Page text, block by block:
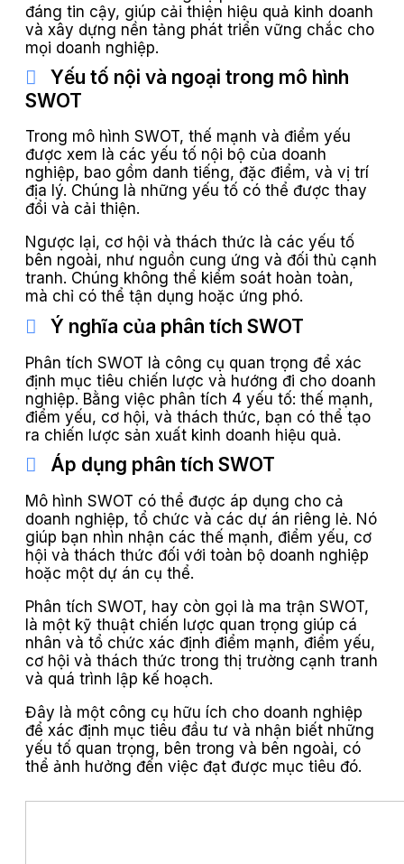
đáng tin cậy, giúp cải thiện hiệu quả kinh doanh
và xây dựng nền tảng phát triển vững chắc cho
mọi doanh nghiệp.
Yếu tố nội và ngoại trong mô hình
SWOT
Trong mô hình SWOT, thế mạnh và điểm yếu
được xem là các yếu tố nội bộ của doanh
nghiệp, bao gồm danh tiếng, đặc điểm, và vị trí
địa lý. Chúng là những yếu tố có thể được thay
đổi và cải thiện.
Ngược lại, cơ hội và thách thức là các yếu tố
bên ngoài, như nguồn cung ứng và đối thủ cạnh
tranh. Chúng không thể kiểm soát hoàn toàn,
mà chỉ có thể tận dụng hoặc ứng phó.
Ý nghĩa của phân tích SWOT
Phân tích SWOT là công cụ quan trọng để xác
định mục tiêu chiến lược và hướng đi cho doanh
nghiệp. Bằng việc phân tích 4 yếu tố: thế mạnh,
điểm yếu, cơ hội, và thách thức, bạn có thể tạo
ra chiến lược sản xuất kinh doanh hiệu quả.
Áp dụng phân tích SWOT
Mô hình SWOT có thể được áp dụng cho cả
doanh nghiệp, tổ chức và các dự án riêng lẻ. Nó
giúp bạn nhìn nhận các thế mạnh, điểm yếu, cơ
hội và thách thức đối với toàn bộ doanh nghiệp
hoặc một dự án cụ thể.
Phân tích SWOT, hay còn gọi là ma trận SWOT,
là một kỹ thuật chiến lược quan trọng giúp cá
nhân và tổ chức xác định điểm mạnh, điểm yếu,
cơ hội và thách thức trong thị trường cạnh tranh
và quá trình lập kế hoạch.
Đây là một công cụ hữu ích cho doanh nghiệp
để xác định mục tiêu đầu tư và nhận biết những
yếu tố quan trọng, bên trong và bên ngoài, có
thể ảnh hưởng đến việc đạt được mục tiêu đó.